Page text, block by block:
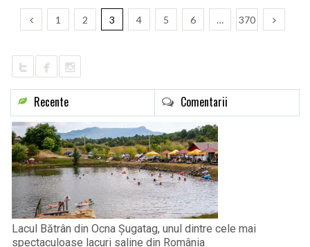
1 2 3 4 5 6 … 370
Recente Comentarii
Lacul Bătrân din Ocna Șugatag, unul dintre cele mai
spectaculoase lacuri saline din România